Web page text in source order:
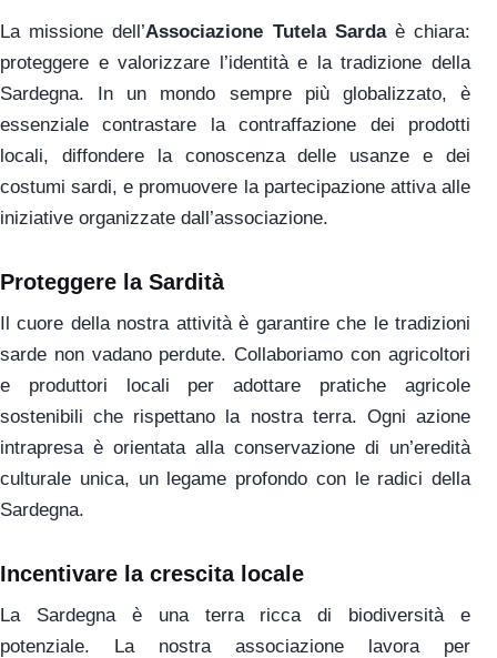
La missione dell’Associazione Tutela Sardaè chiara:
proteggere e valorizzare l’identità e la tradizione della
Sardegna. In un mondo sempre più globalizzato, è
essenziale contrastare la contraffazione dei prodotti
locali, diffondere la conoscenza delle usanze e dei
costumi sardi, e promuovere la partecipazione attiva alle
iniziative organizzate dall’associazione.
Proteggere la Sardità
Il cuore della nostra attività è garantire che le tradizioni
sarde non vadano perdute. Collaboriamo con agricoltori
e produttori locali per adottare pratiche agricole
sostenibili che rispettano la nostra terra. Ogni azione
intrapresa è orientata alla conservazione di un’eredità
culturale unica, un legame profondo con le radici della
Sardegna.
Incentivare la crescita locale
La Sardegna è una terra ricca di biodiversità e
potenziale. La nostra associazione lavora per